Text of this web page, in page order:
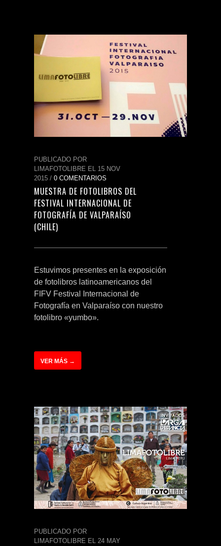
PUBLICADO POR
LIMAFOTOLIBRE EL 15 NOV
2015 / 0 COMENTARIOS
MUESTRA DE FOTOLIBROS DEL
FESTIVAL INTERNACIONAL DE
FOTOGRAFÍA DE VALPARAÍSO
(CHILE)
Estuvimos presentes en la exposición
de fotolibros latinoamericanos del
FIFV Festival Internacional de
Fotografía en Valparaíso con nuestro
fotolibro «yumbo».
VER MÁS →
PUBLICADO POR
LIMAFOTOLIBRE EL 24 MAY